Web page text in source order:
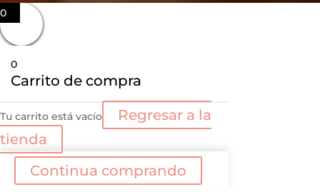
0
0
Carrito de compra
Tu carrito está vacío
Regresar a la
tienda
Continua comprando